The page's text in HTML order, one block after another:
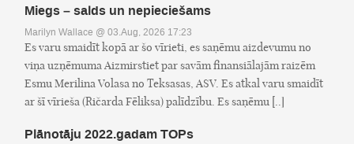
Miegs – salds un nepieciešams
Marilyn Wallace @ 03.Aug, 2026 17:23
Es varu smaidīt kopā ar šo vīrieti, es saņēmu aizdevumu no
viņa uzņēmuma Aizmirstiet par savām finansiālajām raizēm
Esmu Merilina Volasa no Teksasas, ASV. Es atkal varu smaidīt
ar šī vīrieša (Ričarda Fēliksa) palīdzību. Es saņēmu [..]
Plānotāju 2022.gadam TOPs